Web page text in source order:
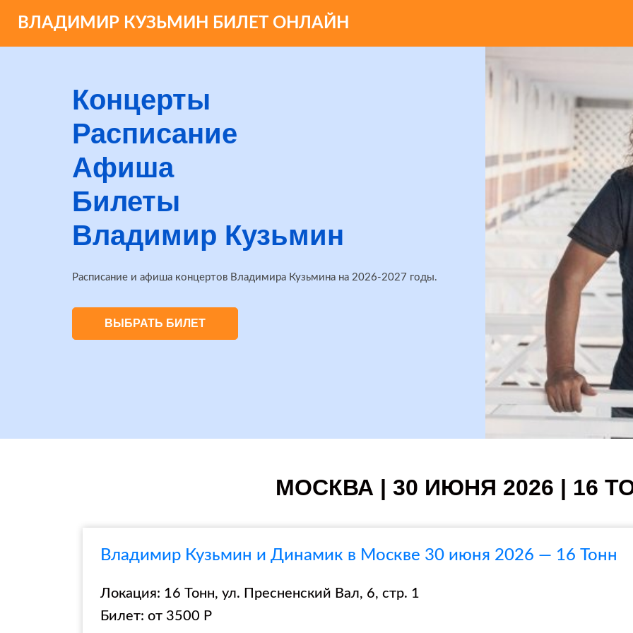
ВЛАДИМИР КУЗЬМИН БИЛЕТ ОНЛАЙН
Концерты
Расписание
Афиша
Билеты
Владимир Кузьмин
Расписание и афиша концертов Владимира Кузьмина на 2026-2027 годы.
ВЫБРАТЬ БИЛЕТ
МОСКВА | 30 ИЮНЯ 2026 | 16
Владимир Кузьмин и Динамик в Москве 30 июня 2026 — 16 Тонн
Локация: 16 Тонн, ул. Пресненский Вал, 6, стр. 1
Билет: от 3500 Р